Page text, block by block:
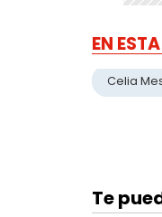
EN
Celia